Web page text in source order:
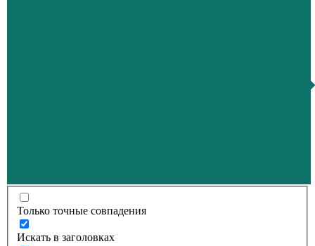
Только точные совпадения
Искать в заголовках